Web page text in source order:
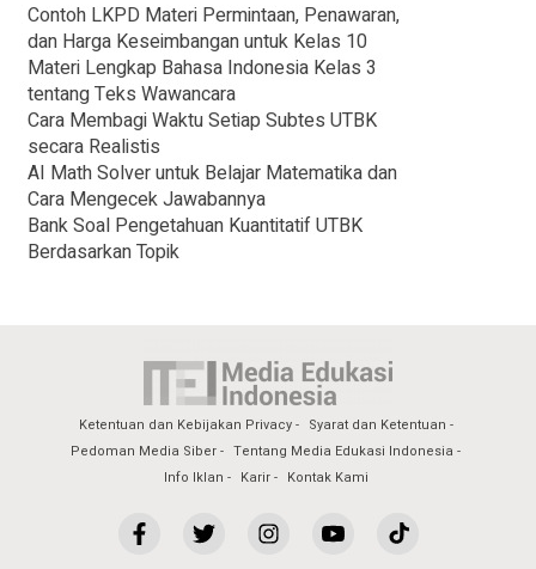
Contoh LKPD Materi Permintaan, Penawaran,
dan Harga Keseimbangan untuk Kelas 10
Materi Lengkap Bahasa Indonesia Kelas 3
tentang Teks Wawancara
Cara Membagi Waktu Setiap Subtes UTBK
secara Realistis
AI Math Solver untuk Belajar Matematika dan
Cara Mengecek Jawabannya
Bank Soal Pengetahuan Kuantitatif UTBK
Berdasarkan Topik
Ketentuan dan Kebijakan Privacy
Syarat dan Ketentuan
Pedoman Media Siber
Tentang Media Edukasi Indonesia
Info Iklan
Karir Kontak Kami